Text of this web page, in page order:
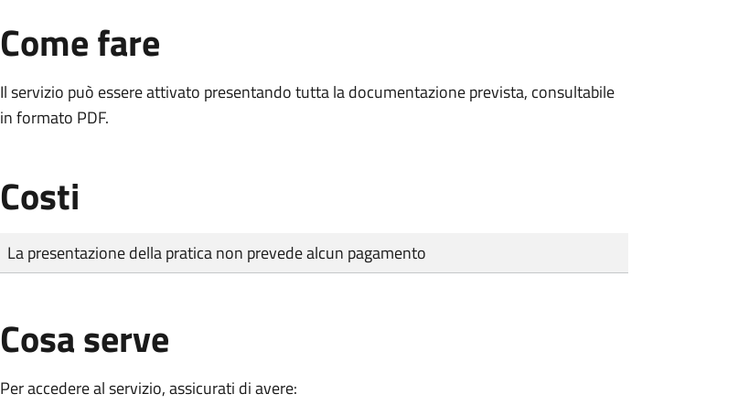
Come fare
Il servizio può essere attivato presentando tutta la documentazione prevista, consultabile
in formato PDF.
Costi
Tipo di pagamento
Importo
La presentazione della pratica non prevede alcun pagamento
Cosa serve
Per accedere al servizio, assicurati di avere: